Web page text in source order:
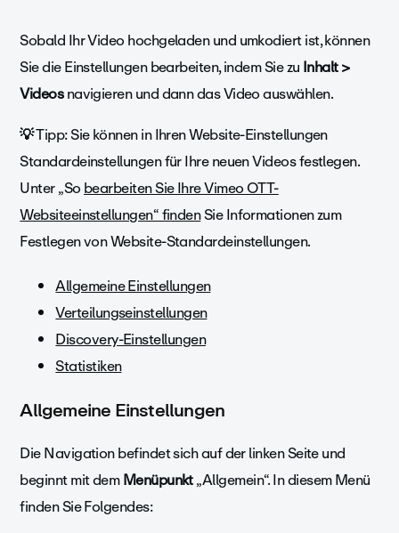
Sobald Ihr Video hochgeladen und umkodiert ist, können
Sie die Einstellungen bearbeiten, indem Sie zuInhalt >
Videosnavigieren und dann das Video auswählen.
💡Tipp: Sie können in Ihren Website-Einstellungen
Standardeinstellungen für Ihre neuen Videos festlegen.
Unter „Sobearbeiten Sie Ihre Vimeo OTT-
Websiteeinstellungen“ findenSie Informationen zum
Festlegen von Website-Standardeinstellungen.
Allgemeine Einstellungen
Verteilungseinstellungen
Discovery-Einstellungen
Statistiken
Allgemeine Einstellungen
Die Navigation befindet sich auf der linken Seite und
beginnt mit demMenüpunkt„Allgemein“. In diesem Menü
finden Sie Folgendes: